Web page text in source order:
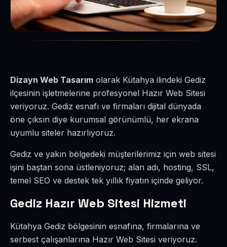
Dizayn Web Tasarım olarak Kütahya ilindeki Gediz
ilçesinin işletmelerine profesyonel Hazır Web Sitesi
veriyoruz. Gediz esnafı ve firmaları dijital dünyada
öne çıksın diye kurumsal görünümlü, her ekrana
uyumlu siteler hazırlıyoruz.
Gediz ve yakın bölgedeki müşterilerimiz için web sitesi
işini baştan sona üstleniyoruz; alan adı, hosting, SSL,
temel SEO ve destek tek yıllık fiyatın içinde geliyor.
Gediz Hazır Web Sitesi Hizmeti
Kütahya Gediz bölgesinin esnafına, firmalarına ve
serbest çalışanlarına Hazır Web Sitesi veriyoruz.